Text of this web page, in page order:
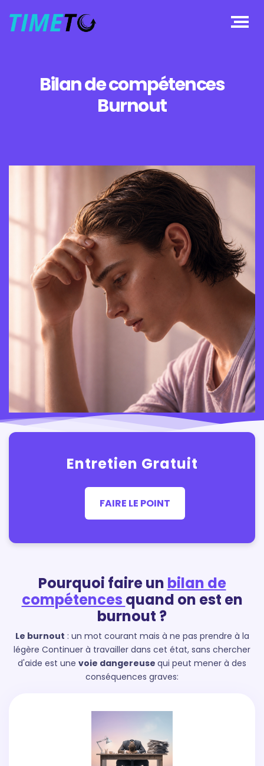
Bilan de compétences
Burnout
Entretien Gratuit
FAIRE LE POINT
Pourquoi faire un bilan de
compétences quand on est en
burnout ?
Le burnout : un mot courant mais à ne pas prendre à la
légère Continuer à travailler dans cet état, sans chercher
d'aide est une voie dangereuse qui peut mener à des
conséquences graves: